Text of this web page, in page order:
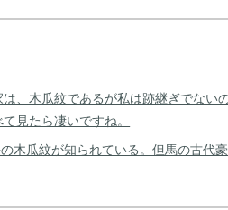
、木瓜紋であるが私は跡継ぎでない
見たら凄いですね。
木瓜紋が知られている。但馬の古代